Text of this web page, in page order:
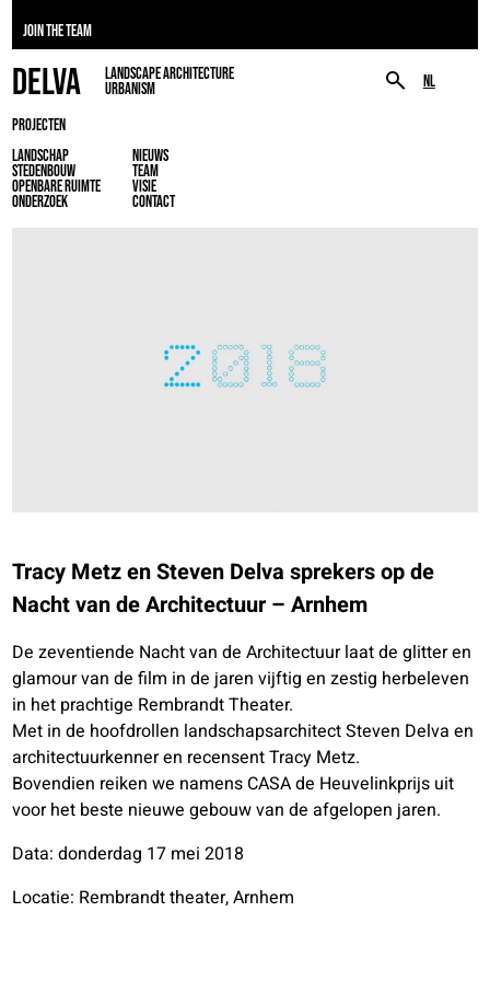
JOIN THE TEAM
NL
DELVA
LANDSCAPE ARCHITECTURE
URBANISM
PROJECTEN
LANDSCHAP
STEDENBOUW
OPENBARE RUIMTE
ONDERZOEK
NIEUWS
TEAM
VISIE
CONTACT
Tracy Metz en Steven Delva sprekers op de
Nacht van de Architectuur – Arnhem
De zeventiende Nacht van de Architectuur laat de glitter en
glamour van de film in de jaren vijftig en zestig herbeleven
in het prachtige Rembrandt Theater.
Met in de hoofdrollen landschapsarchitect Steven Delva en
architectuurkenner en recensent Tracy Metz.
Bovendien reiken we namens CASA de Heuvelinkprijs uit
voor het beste nieuwe gebouw van de afgelopen jaren.
Data: donderdag 17 mei 2018
Locatie: Rembrandt theater, Arnhem